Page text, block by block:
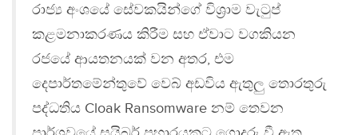
රාජ්‍ය අංශයේ සේවකයින්ගේ විශ්‍රාම වැටුප්
කළමනාකරණය කිරීම සහ ඒවාට වගකියන
රජයේ ආයතනයක් වන අතර, එම
දෙපාර්තමේන්තුවේ වෙබ් අඩවිය ඇතුලු තොරතුරු
පද්ධතිය Cloak Ransomware නම් තෙවන